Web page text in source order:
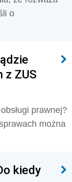
o
z ZUS
prawnej?
można
kiedy